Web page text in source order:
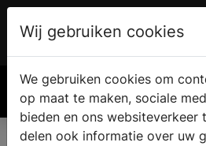
Wij gebruiken cookies
We gebruiken cookies om
op maat te maken, sociale
bieden en ons websiteverkeer
delen ook informatie over uw